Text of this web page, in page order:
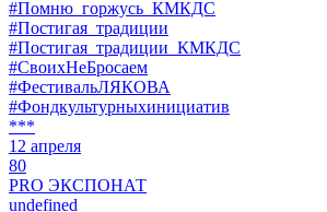
#Помню_горжусь_КМКДС
#Постигая_традиции
#Постигая_традиции_КМКДС
#СвоихНеБросаем
#ФестивальЛЯКОВА
#Фондкультурныхинициатив
***
12 апреля
80
PRO ЭКСПОНАТ
undefined